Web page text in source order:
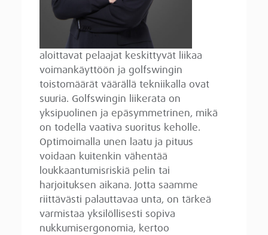
aloittavat pelaajat keskittyvät liikaa
voimankäyttöön ja golfswingin
toistomäärät väärällä tekniikalla ovat
suuria. Golfswingin liikerata on
yksipuolinen ja epäsymmetrinen, mikä
on todella vaativa suoritus keholle.
Optimoimalla unen laatu ja pituus
voidaan kuitenkin vähentää
loukkaantumisriskiä pelin tai
harjoituksen aikana. Jotta saamme
riittävästi palauttavaa unta, on tärkeä
varmistaa yksilöllisesti sopiva
nukkumisergonomia, kertoo